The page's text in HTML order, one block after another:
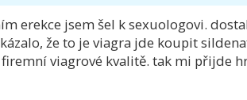
erekce jsem šel k sexuologovi.
že to je viagra jde koupit
viagrové kvalitě. tak mi přijde